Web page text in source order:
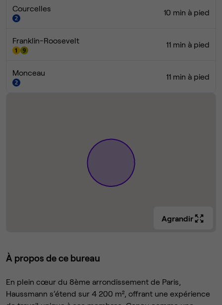
Courcelles 10 min à pied
Franklin-Roosevelt 11 min à pied
Monceau 11 min à pied
Agrandir
À propos de ce bureau
En plein cœur du 8ème arrondissement de Paris,
Haussmann s’étend sur 4 200 m², offrant une expérience